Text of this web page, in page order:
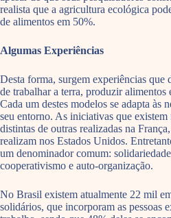
realista que a agricultura ecológica
de alimentos em 50%.
Algumas Experiências
Desta forma, surgem experiências que
de trabalhar a terra, produzir alimentos
Cada um destes modelos se adapta às
seu entorno. As iniciativas que
distintas de outras realizadas na
realizam nos Estados Unidos.
um denominador comum:
cooperativismo e auto-organização.
No Brasil existem atualmente 22 mil
solidários, que incorporam as pessoas